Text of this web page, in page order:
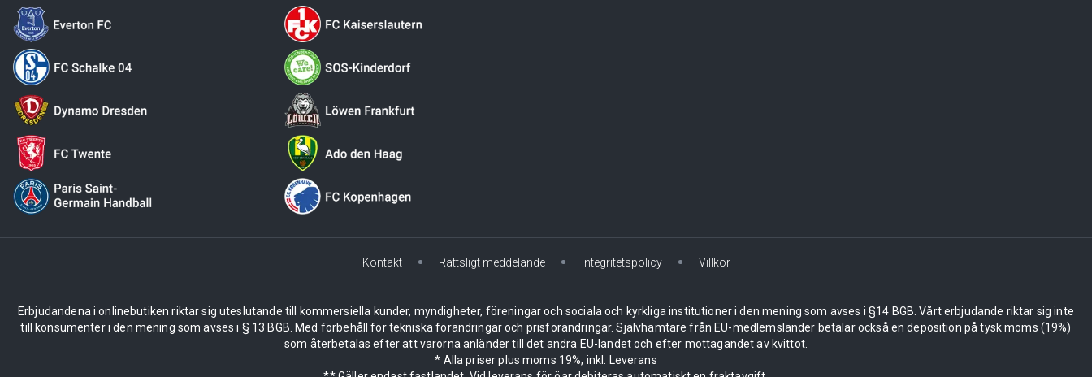
Kontakt Rättsligt meddelande Integritetspolicy Villkor
Erbjudandena i onlinebutiken riktar sig uteslutande till kommersiella kunder, myndigheter, föreningar och sociala och kyrkliga institutioner i den mening som avses i §14 BGB. Vårt erbjudande riktar sig inte
till konsumenter i den mening som avses i § 13 BGB. Med förbehåll för tekniska förändringar och prisförändringar. Självhämtare från EU-medlemsländer betalar också en deposition på tysk moms (19%)
som återbetalas efter att varorna anländer till det andra EU-landet och efter mottagandet av kvittot.
* Alla priser plus moms 19%, inkl. Leverans